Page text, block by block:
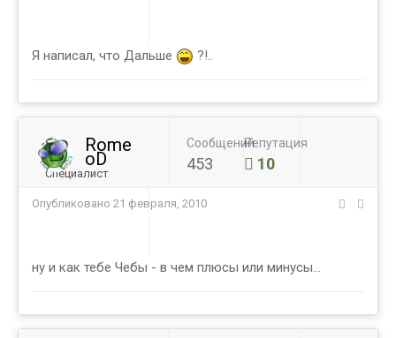
Я написал, что Дальше ?!..
Rome
oD
Специалист
Сообщений
453
Репутация
10
Опубликовано 21 февраля, 2010
ну и как тебе Чебы - в чем плюсы или минусы...